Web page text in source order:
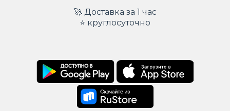
🚀 Доставка за 1 час
⭐ круглосуточно